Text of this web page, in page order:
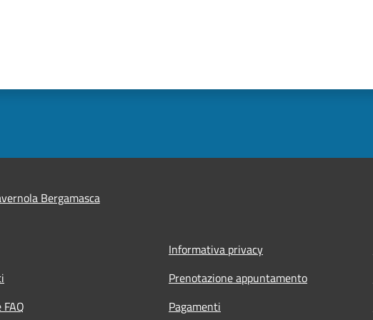
Bergamasca
Informativa privacy
Prenotazione appuntamento
Pagamenti